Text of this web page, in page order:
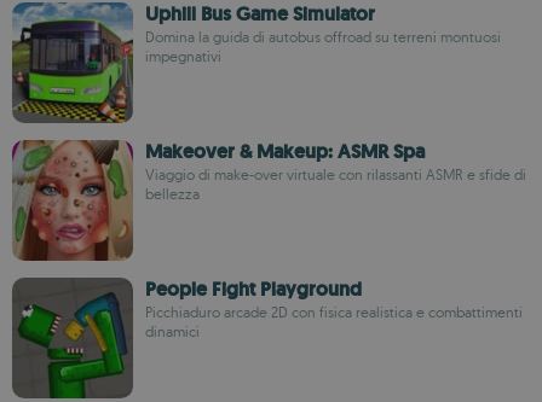
Uphill Bus Game Simulator
Domina la guida di autobus offroad su terreni montuosi
impegnativi
Makeover & Makeup: ASMR Spa
Viaggio di make-over virtuale con rilassanti ASMR e sfide di
bellezza
People Fight Playground
Picchiaduro arcade 2D con fisica realistica e combattimenti
dinamici